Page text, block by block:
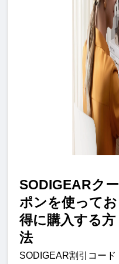
SODIGEARクー
ポンを使ってお
得に購入する方
法
SODIGEAR割引コード